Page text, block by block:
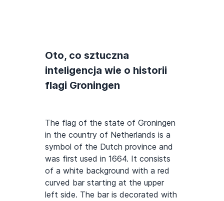
Oto, co sztuczna
inteligencja wie o historii
flagi Groningen
The flag of the state of Groningen
in the country of Netherlands is a
symbol of the Dutch province and
was first used in 1664. It consists
of a white background with a red
curved bar starting at the upper
left side. The bar is decorated with